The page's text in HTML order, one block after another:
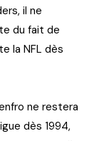
il ne
du fait de
la NFL dès
ne restera
dès 1994,